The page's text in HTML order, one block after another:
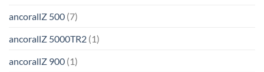
ancorallZ 500 (7)
ancorallZ 5000TR2 (1)
ancorallZ 900 (1)